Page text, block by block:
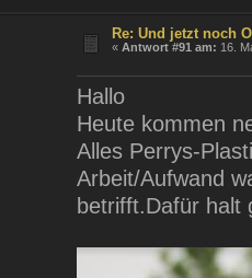
Re: Und jetzt noch
«Antwort #91 am: 16.
Hallo
Heute kommen
Alles Perrys-
Arbeit/Aufwand
betrifft.Dafür